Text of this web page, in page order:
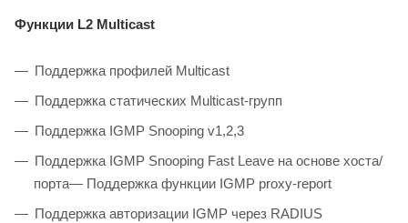
Функции L2 Multicast
Поддержка профилей Multicast
Поддержка статических Multicast-групп
Поддержка IGMP Snooping v1,2,3
Поддержка IGMP Snooping Fast Leave на основе хоста/
порта— Поддержка функции IGMP proxy-report
Поддержка авторизации IGMP через RADIUS